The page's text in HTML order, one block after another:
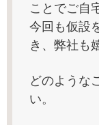
ことでご自
今回も仮設
き、弊社も
どのような
い。